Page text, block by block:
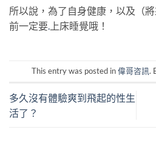
所以說，為了自身健康，以及（
前一定要 上床睡覺哦！
This entry was posted in偉哥咨訊.
多久沒有體驗爽到飛起的性生
活了？